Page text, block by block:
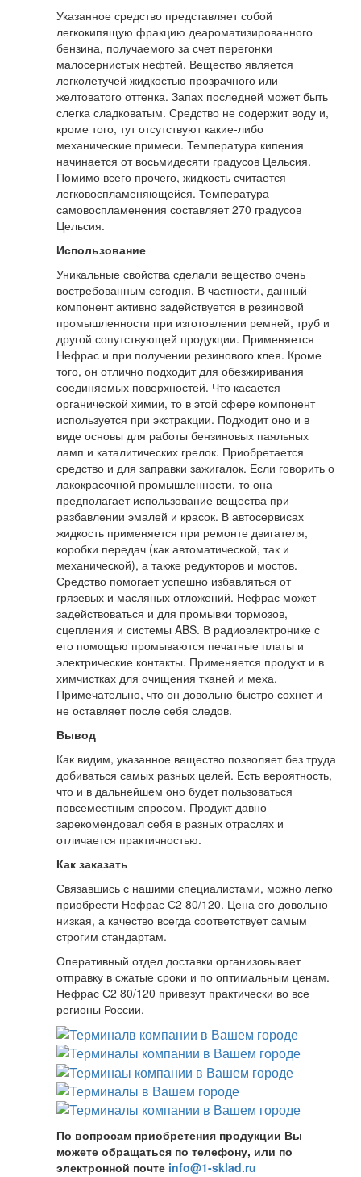
Указанное средство представляет собой
легкокипящую фракцию деароматизированного
бензина, получаемого за счет перегонки
малосернистых нефтей. Вещество является
легколетучей жидкостью прозрачного или
желтоватого оттенка. Запах последней может быть
слегка сладковатым. Средство не содержит воду и,
кроме того, тут отсутствуют какие-либо
механические примеси. Температура кипения
начинается от восьмидесяти градусов Цельсия.
Помимо всего прочего, жидкость считается
легковоспламеняющейся. Температура
самовоспламенения составляет 270 градусов
Цельсия.
Использование
Уникальные свойства сделали вещество очень
востребованным сегодня. В частности, данный
компонент активно задействуется в резиновой
промышленности при изготовлении ремней, труб и
другой сопутствующей продукции. Применяется
Нефрас и при получении резинового клея. Кроме
того, он отлично подходит для обезжиривания
соединяемых поверхностей. Что касается
органической химии, то в этой сфере компонент
используется при экстракции. Подходит оно и в
виде основы для работы бензиновых паяльных
ламп и каталитических грелок. Приобретается
средство и для заправки зажигалок. Если говорить о
лакокрасочной промышленности, то она
предполагает использование вещества при
разбавлении эмалей и красок. В автосервисах
жидкость применяется при ремонте двигателя,
коробки передач (как автоматической, так и
механической), а также редукторов и мостов.
Средство помогает успешно избавляться от
грязевых и масляных отложений. Нефрас может
задействоваться и для промывки тормозов,
сцепления и системы ABS. В радиоэлектронике с
его помощью промываются печатные платы и
электрические контакты. Применяется продукт и в
химчистках для очищения тканей и меха.
Примечательно, что он довольно быстро сохнет и
не оставляет после себя следов.
Вывод
Как видим, указанное вещество позволяет без труда
добиваться самых разных целей. Есть вероятность,
что и в дальнейшем оно будет пользоваться
повсеместным спросом. Продукт давно
зарекомендовал себя в разных отраслях и
отличается практичностью.
Как заказать
Связавшись с нашими специалистами, можно легко
приобрести Нефрас С2 80/120. Цена его довольно
низкая, а качество всегда соответствует самым
строгим стандартам.
Оперативный отдел доставки организовывает
отправку в сжатые сроки и по оптимальным ценам.
Нефрас С2 80/120 привезут практически во все
регионы России.
По вопросам приобретения продукции Вы
можете обращаться по телефону, или по
электронной почте info@1-sklad.ru